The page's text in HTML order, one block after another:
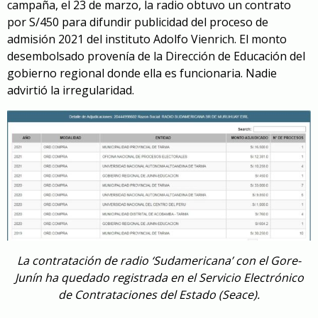
campaña, el 23 de marzo, la radio obtuvo un contrato
por S/450 para difundir publicidad del proceso de
admisión 2021 del instituto Adolfo Vienrich. El monto
desembolsado provenía de la Dirección de Educación del
gobierno regional donde ella es funcionaria. Nadie
advirtió la irregularidad.
La contratación de radio ‘Sudamericana’ con el Gore-
Junín ha quedado registrada en el Servicio Electrónico
de Contrataciones del Estado (Seace).